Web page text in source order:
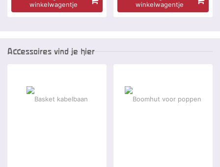
winkelwagentje
winkelwagentje
Accessoires vind je hier